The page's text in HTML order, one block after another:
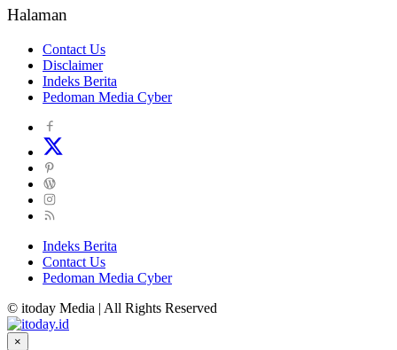
Halaman
Contact Us
Disclaimer
Indeks Berita
Pedoman Media Cyber
Indeks Berita
Contact Us
Pedoman Media Cyber
© itoday Media | All Rights Reserved
×